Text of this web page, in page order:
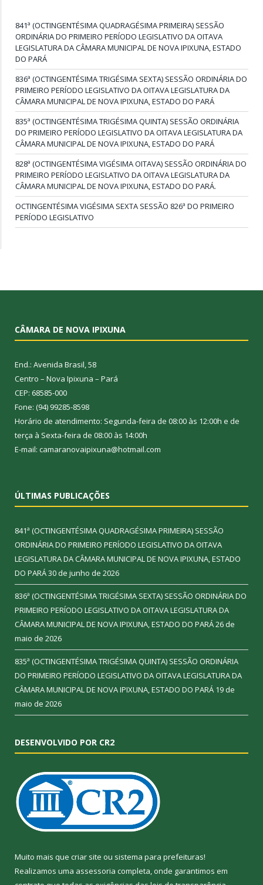
841ª (OCTINGENTÉSIMA QUADRAGÉSIMA PRIMEIRA) SESSÃO
ORDINÁRIA DO PRIMEIRO PERÍODO LEGISLATIVO DA OITAVA
LEGISLATURA DA CÂMARA MUNICIPAL DE NOVA IPIXUNA, ESTADO
DO PARÁ
836ª (OCTINGENTÉSIMA TRIGÉSIMA SEXTA) SESSÃO ORDINÁRIA DO
PRIMEIRO PERÍODO LEGISLATIVO DA OITAVA LEGISLATURA DA
CÂMARA MUNICIPAL DE NOVA IPIXUNA, ESTADO DO PARÁ
835ª (OCTINGENTÉSIMA TRIGÉSIMA QUINTA) SESSÃO ORDINÁRIA
DO PRIMEIRO PERÍODO LEGISLATIVO DA OITAVA LEGISLATURA DA
CÂMARA MUNICIPAL DE NOVA IPIXUNA, ESTADO DO PARÁ
828ª (OCTINGENTÉSIMA VIGÉSIMA OITAVA) SESSÃO ORDINÁRIA DO
PRIMEIRO PERÍODO LEGISLATIVO DA OITAVA LEGISLATURA DA
CÂMARA MUNICIPAL DE NOVA IPIXUNA, ESTADO DO PARÁ.
OCTINGENTÉSIMA VIGÉSIMA SEXTA SESSÃO 826ª DO PRIMEIRO
PERÍODO LEGISLATIVO
CÂMARA DE NOVA IPIXUNA
End.: Avenida Brasil, 58
Centro – Nova Ipixuna – Pará
CEP: 68585-000
Fone: (94) 99285-8598
Horário de atendimento: Segunda-feira de 08:00 às 12:00h e de
terça à Sexta-feira de 08:00 às 14:00h
E-mail: camaranovaipixuna@hotmail.com
ÚLTIMAS PUBLICAÇÕES
841ª (OCTINGENTÉSIMA QUADRAGÉSIMA PRIMEIRA) SESSÃO
ORDINÁRIA DO PRIMEIRO PERÍODO LEGISLATIVO DA OITAVA
LEGISLATURA DA CÂMARA MUNICIPAL DE NOVA IPIXUNA, ESTADO
DO PARÁ30 de junho de 2026
836ª (OCTINGENTÉSIMA TRIGÉSIMA SEXTA) SESSÃO ORDINÁRIA DO
PRIMEIRO PERÍODO LEGISLATIVO DA OITAVA LEGISLATURA DA
CÂMARA MUNICIPAL DE NOVA IPIXUNA, ESTADO DO PARÁ26 de
maio de 2026
835ª (OCTINGENTÉSIMA TRIGÉSIMA QUINTA) SESSÃO ORDINÁRIA
DO PRIMEIRO PERÍODO LEGISLATIVO DA OITAVA LEGISLATURA DA
CÂMARA MUNICIPAL DE NOVA IPIXUNA, ESTADO DO PARÁ 19 de
maio de 2026
DESENVOLVIDO POR CR2
Muito mais que criar site ou sistema para prefeituras!
Realizamos uma assessoria completa, onde garantimos em